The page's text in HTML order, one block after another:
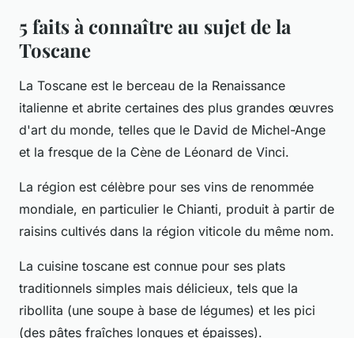
5 faits à connaître au sujet de la
Toscane
La Toscane est le berceau de la Renaissance
italienne et abrite certaines des plus grandes œuvres
d'art du monde, telles que le David de Michel-Ange
et la fresque de la Cène de Léonard de Vinci.
La région est célèbre pour ses vins de renommée
mondiale, en particulier le Chianti, produit à partir de
raisins cultivés dans la région viticole du même nom.
La cuisine toscane est connue pour ses plats
traditionnels simples mais délicieux, tels que la
ribollita (une soupe à base de légumes) et les pici
(des pâtes fraîches longues et épaisses).